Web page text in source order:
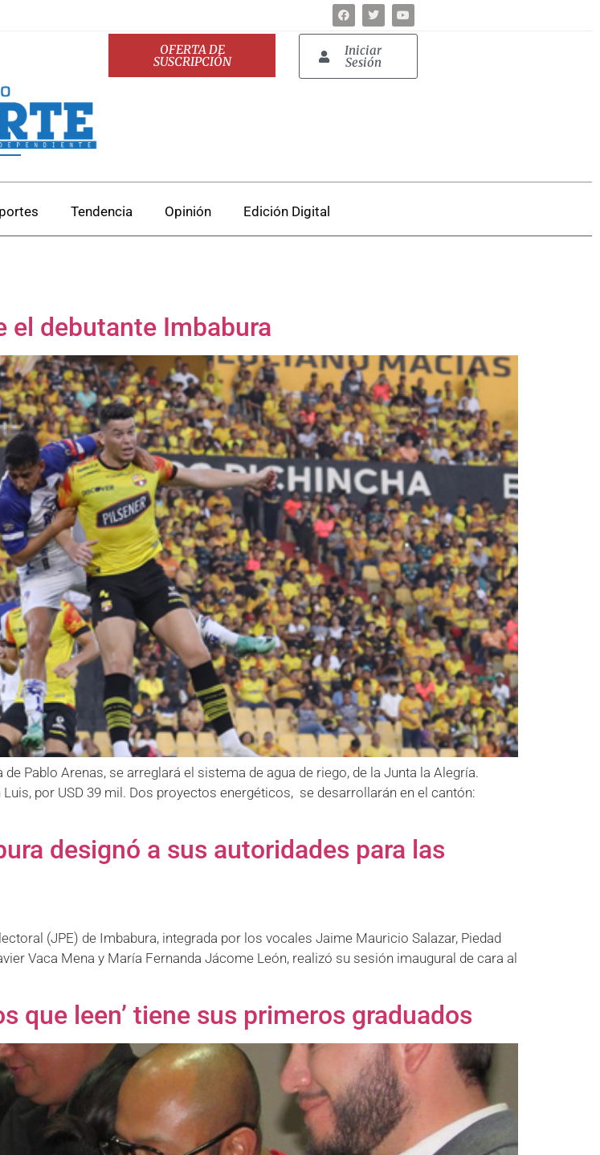
OFERTA DE
SUSCRIPCIÓN
Iniciar
Sesión
Tendencia Opinión Edición Digital
el debutante Imbabura
Pablo Arenas, se arreglará el sistema de agua de riego, de la Junta la Alegría.
por USD 39 mil. Dos proyectos energéticos, se desarrollarán en el cantón:
designó a sus autoridades para las
(JPE) de Imbabura, integrada por los vocales Jaime Mauricio Salazar, Piedad
Vaca Mena y María Fernanda Jácome León, realizó su sesión imaugural de cara al
que leen’ tiene sus primeros graduados